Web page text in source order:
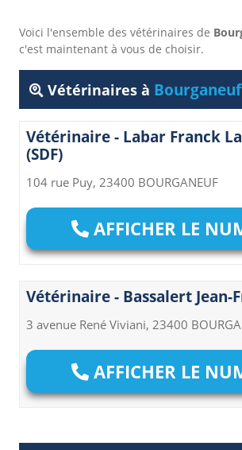
Voici l'ensemble des vétérinaires de
c'est maintenant à vous de choisir.
Vétérinaires à Bourganeuf
Vétérinaire - Labar Franck
(SDF)
104 rue Puy, 23400 BOURGANEUF
AFFICHER LE
Vétérinaire - Bassalert Jean-
3 avenue René Viviani, 23400
AFFICHER LE